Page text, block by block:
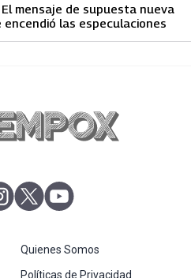
El mensaje de supuesta nueva
las especulaciones
en nueva pestaña
abre en nueva pestaña
abre en nueva pestaña
pestaña
Quienes Somos
Políticas de Privacidad